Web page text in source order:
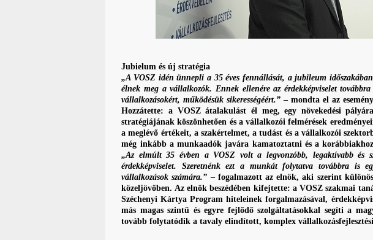
Jubielum és új stratégia
„A VOSZ idén ünnepli a 35 éves fennállását, a jubileum
élnek meg a vállalkozók. Ennek ellenére az érdekképviselet
vállalkozásokért, működésük sikerességéért.” – mondta el az
Hozzátette: a VOSZ átalakulást él meg, egy növekedési
stratégiájának köszönhetően és a vállalkozói felmérések
a meglévő értékeit, a szakértelmet, a tudást és a vállalkozói
még inkább a munkaadók javára kamatoztatni és a
„Az elmúlt 35 évben a VOSZ volt a legvonzóbb, legaktívabb és
érdekképviselet. Szeretnénk ezt a munkát folytatva továbbra is
vállalkozások számára.” – fogalmazott az elnök, aki szerint
közeljövőben. Az elnök beszédében kifejtette: a VOSZ szakmai
Széchenyi Kártya Program hiteleinek forgalmazásával,
más magas szintű és egyre fejlődő szolgáltatásokkal segíti a
tovább folytatódik a tavaly elindított, komplex